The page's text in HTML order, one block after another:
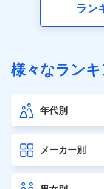
（https://
第一ネオ生命保険
大樹生命保険株式
seimei.co.jp）
チューリッヒ生命
ラン
様々なランキ
年代別
メーカー別